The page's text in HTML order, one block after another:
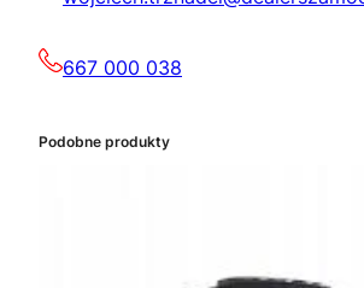
667 000 038
Podobne produkty